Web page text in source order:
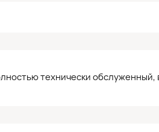
технически обслуженный,